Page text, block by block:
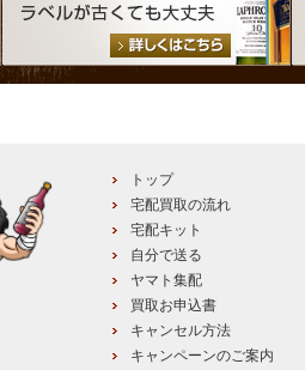
トップ
宅配買取の流れ
宅配キット
自分で送る
ヤマト集配
買取お申込書
キャンセル方法
キャンペーンのご案内